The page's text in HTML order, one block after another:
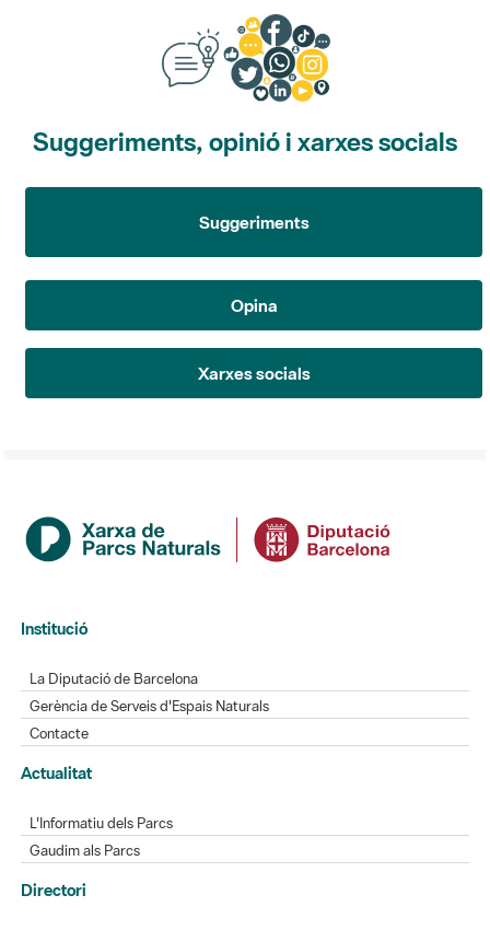
Suggeriments, opinió i xarxes socials
Suggeriments
Opina
Xarxes socials
Institució
La Diputació de Barcelona
Gerència de Serveis d'Espais Naturals
Contacte
Actualitat
L'Informatiu dels Parcs
Gaudim als Parcs
Directori